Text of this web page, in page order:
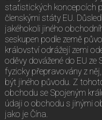
statistických koncepcích
členskými státy EU.
jakéhokoli jiného
seskupen podle země
království odrážejí zemi
oděvy dovážené do EU ze
fyzicky přepravovány z
být jiného původu. Z
obchodu se Spojeným
údaji o obchodu s jinými
jako je Čína.